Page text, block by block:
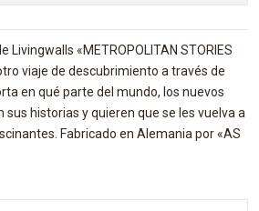
Livingwalls «METROPOLITAN STORIES
viaje de descubrimiento a través de
en qué parte del mundo, los nuevos
historias y quieren que se les vuelva a
Fabricado en Alemania por «AS